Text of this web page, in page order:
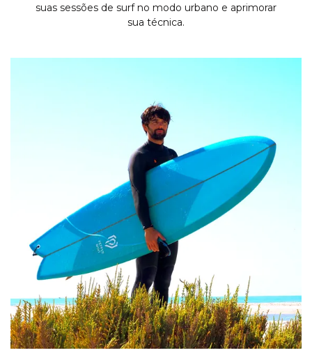
suas sessões de surf no modo urbano e aprimorar
sua técnica.